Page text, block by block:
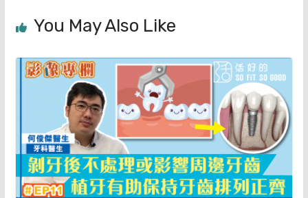
You May Also Like